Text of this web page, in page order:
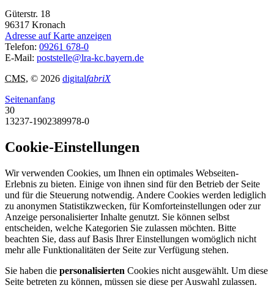
Güterstr. 18
96317 Kronach
Adresse auf Karte anzeigen
Telefon: 09261 678-0
E-Mail: poststelle@lra-kc.bayern.de
CMS, © 2026 digitalfabriX
Seitenanfang
30
13237-1902389978-0
Cookie-Einstellungen
Wir verwenden Cookies, um Ihnen ein optimales Webseiten-
Erlebnis zu bieten. Einige von ihnen sind für den Betrieb der Seite
und für die Steuerung notwendig. Andere Cookies werden lediglich
zu anonymen Statistikzwecken, für Komforteinstellungen oder zur
Anzeige personalisierter Inhalte genutzt. Sie können selbst
entscheiden, welche Kategorien Sie zulassen möchten. Bitte
beachten Sie, dass auf Basis Ihrer Einstellungen womöglich nicht
mehr alle Funktionalitäten der Seite zur Verfügung stehen.
Sie haben die personalisierten Cookies nicht ausgewählt. Um diese
Seite betreten zu können, müssen sie diese per Auswahl zulassen.